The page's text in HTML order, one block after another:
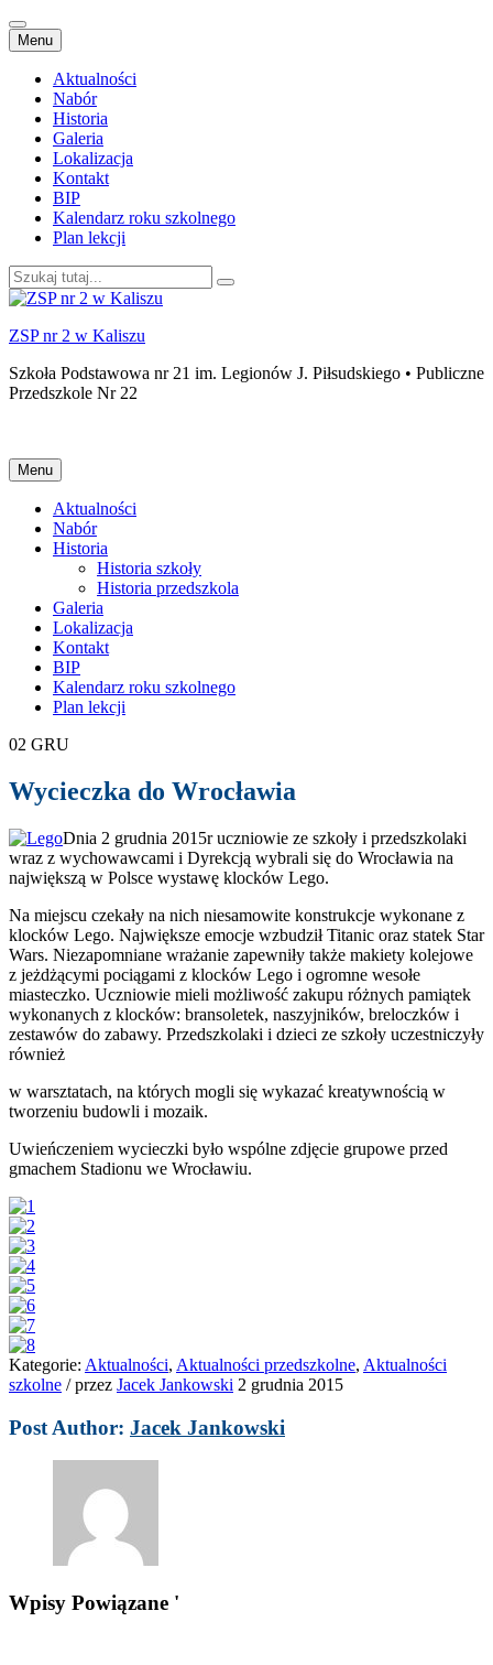
Menu Przejdź
do
treści
Aktualności
Nabór
Historia
Galeria
Lokalizacja
Kontakt
BIP
Kalendarz roku szkolnego
Plan lekcji
Szukaj:
ZSP nr 2 w Kaliszu
Szkoła Podstawowa nr 21 im. Legionów J. Piłsudskiego • Publiczne
Przedszkole Nr 22
Menu Przejdź
do
treści
Aktualności
Nabór
Historia
Historia szkoły
Historia przedszkola
Galeria
Lokalizacja
Kontakt
BIP
Kalendarz roku szkolnego
Plan lekcji
02 GRU
Wycieczka do Wrocławia
Dnia 2 grudnia 2015r uczniowie ze szkoły i przedszkolaki
wraz z wychowawcami i Dyrekcją wybrali się do Wrocławia na
największą w Polsce wystawę klocków Lego.
Na miejscu czekały na nich niesamowite konstrukcje wykonane z
klocków Lego. Największe emocje wzbudził Titanic oraz statek Star
Wars. Niezapomniane wrażanie zapewniły także makiety kolejowe
z jeżdżącymi pociągami z klocków Lego i ogromne wesołe
miasteczko. Uczniowie mieli możliwość zakupu różnych pamiątek
wykonanych z klocków: bransoletek, naszyjników, breloczków i
zestawów do zabawy. Przedszkolaki i dzieci ze szkoły uczestniczyły
również
w warsztatach, na których mogli się wykazać kreatywnością w
tworzeniu budowli i mozaik.
Uwieńczeniem wycieczki było wspólne zdjęcie grupowe przed
gmachem Stadionu we Wrocławiu.
Kategorie: Aktualności, Aktualności przedszkolne, Aktualności
szkolne /przez Jacek Jankowski 2 grudnia 2015
Post Author: Jacek Jankowski
Wpisy Powiązane '